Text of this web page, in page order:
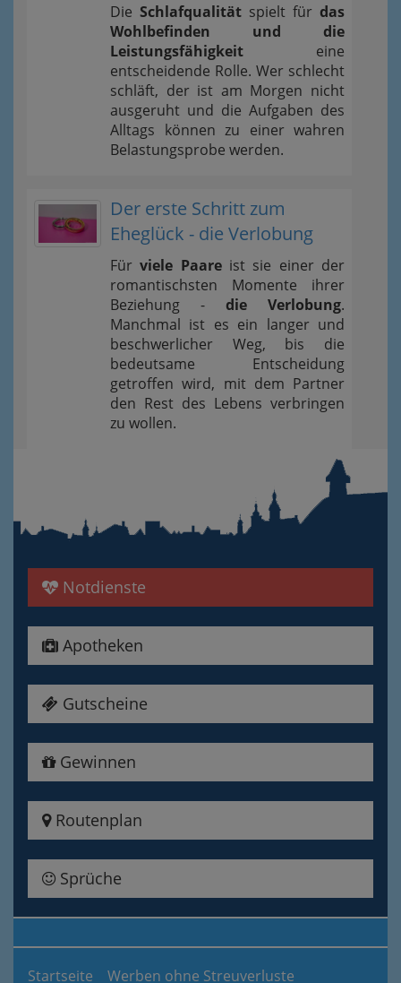
Die Schlafqualität spielt für das
Wohlbefinden und die
Leistungsfähigkeit eine
entscheidende Rolle. Wer schlecht
schläft, der ist am Morgen nicht
ausgeruht und die Aufgaben des
Alltags können zu einer wahren
Belastungsprobe werden.
Der erste Schritt zum
Eheglück - die Verlobung
Fürviele Paareist sie einer der
romantischsten Momente ihrer
Beziehung - die Verlobung.
Manchmal ist es ein langer und
beschwerlicher Weg, bis die
bedeutsame Entscheidung
getroffen wird, mit dem Partner
den Rest des Lebens verbringen
zu wollen.
Notdienste
Apotheken
Gutscheine
Gewinnen
Routenplan
Sprüche
Startseite Werben ohne Streuverluste